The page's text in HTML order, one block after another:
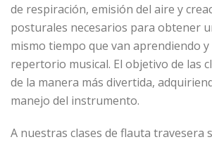
de respiración, emisión del aire y
posturales necesarios para obtener
mismo tiempo que van aprendiendo
repertorio musical. El objetivo de las
de la manera más divertida,
manejo del instrumento.
A nuestras clases de flauta travesera